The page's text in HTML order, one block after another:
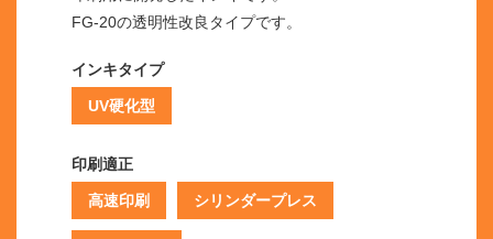
FG-20の透明性改良タイプです。
インキタイプ
UV硬化型
印刷適正
高速印刷 シリンダープレス